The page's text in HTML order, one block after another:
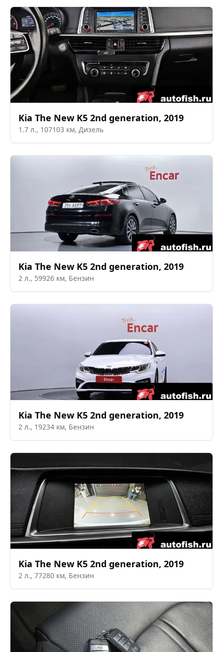
Kia The New K5 2nd generation, 2019
1.7 л., 107103 км, Дизель
Kia The New K5 2nd generation, 2019
2 л., 59926 км, Бензин
Kia The New K5 2nd generation, 2019
2 л., 19234 км, Бензин
Kia The New K5 2nd generation, 2019
2 л., 77280 км, Бензин